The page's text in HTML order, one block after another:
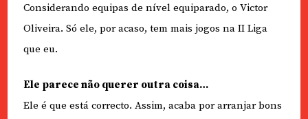
Considerando equipas de nível equiparado, o Victor
Oliveira. Só ele, por acaso, tem mais jogos na II Liga
que eu.
Ele parece não querer outra coisa…
Ele é que está correcto. Assim, acaba por arranjar bons